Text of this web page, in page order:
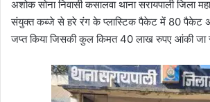
अशोक सोना निवासी कसालवा थाना सरायपाली जिला
संयुक्त कब्जे से हरे रंग के प्लास्टिक पैकेट में 80 पैकेट
जप्त किया जिसकी कुल किमत 40 लाख रुपए आंकी जा